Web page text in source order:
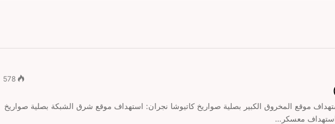
578
موقع المخروق الكبير بصلية صواريخ كاتيوشا نجران: استهداف موقع شرق الشبكة بصلية صواريخ
استهداف معسكر…